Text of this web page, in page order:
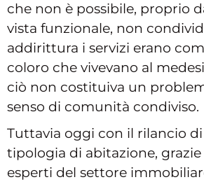
che non è possibile, proprio
vista funzionale, non
addirittura i servizi erano
coloro che vivevano al
ciò non costituiva un
senso di comunità condiviso.
Tuttavia oggi con il rilancio
tipologia di abitazione,
esperti del settore